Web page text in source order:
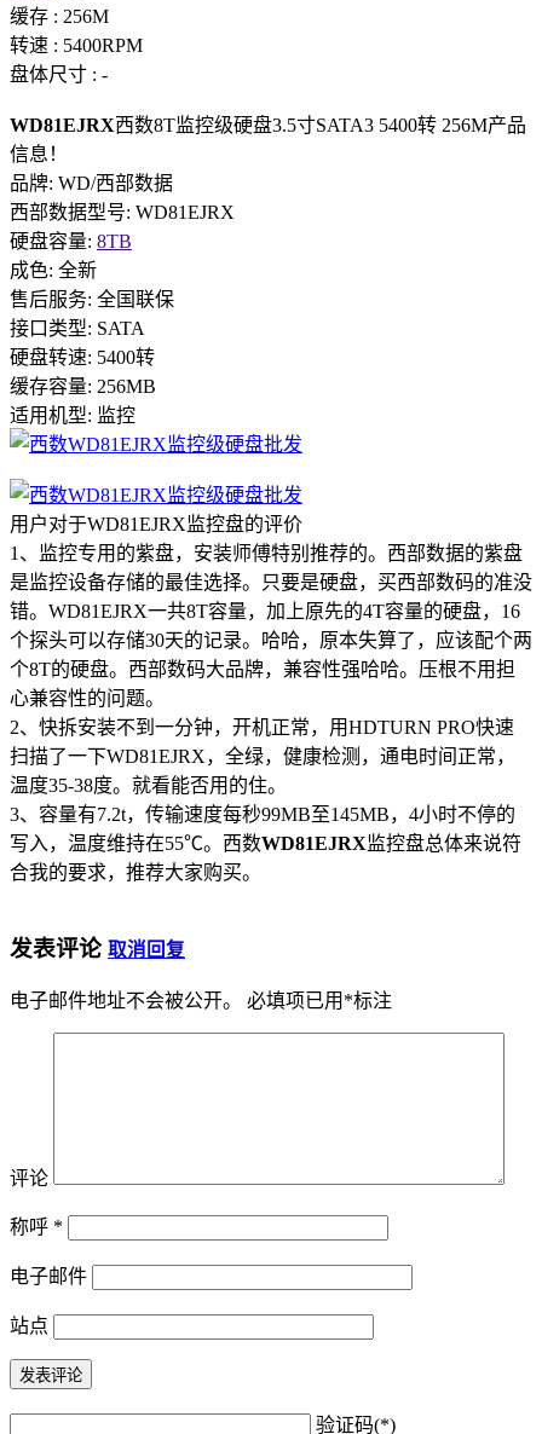
缓存 : 256M
转速 : 5400RPM
盘体尺寸 : -
WD81EJRX西数8T监控级硬盘3.5寸SATA3 5400转 256M产品
信息！
品牌: WD/西部数据
西部数据型号: WD81EJRX
硬盘容量: 8TB
成色: 全新
售后服务: 全国联保
接口类型: SATA
硬盘转速: 5400转
缓存容量: 256MB
适用机型: 监控
用户对于WD81EJRX监控盘的评价
1、监控专用的紫盘，安装师傅特别推荐的。西部数据的紫盘
是监控设备存储的最佳选择。只要是硬盘，买西部数码的准没
错。WD81EJRX一共8T容量，加上原先的4T容量的硬盘，16
个探头可以存储30天的记录。哈哈，原本失算了，应该配个两
个8T的硬盘。西部数码大品牌，兼容性强哈哈。压根不用担
心兼容性的问题。
2、快拆安装不到一分钟，开机正常，用HDTURN PRO快速
扫描了一下WD81EJRX，全绿，健康检测，通电时间正常，
温度35-38度。就看能否用的住。
3、容量有7.2t，传输速度每秒99MB至145MB，4小时不停的
写入，温度维持在55℃。西数WD81EJRX监控盘总体来说符
合我的要求，推荐大家购买。
发表评论 取消回复
电子邮件地址不会被公开。 必填项已用 *标注
评论
称呼 *
电子邮件
站点
验证码(*)